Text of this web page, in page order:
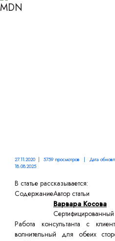
27.11.2020 | 5759 просмотров | Дата
18.08.2025
В статье рассказывается:
СодержаниеАвтор статьи
Варвара Косова
Сертифицированный
Работа консультанта с
волнительный для обеих